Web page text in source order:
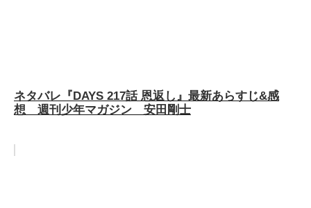
ネタバレ『DAYS 217話 恩返し』最新あらすじ&感
想 週刊少年マガジン 安田剛士